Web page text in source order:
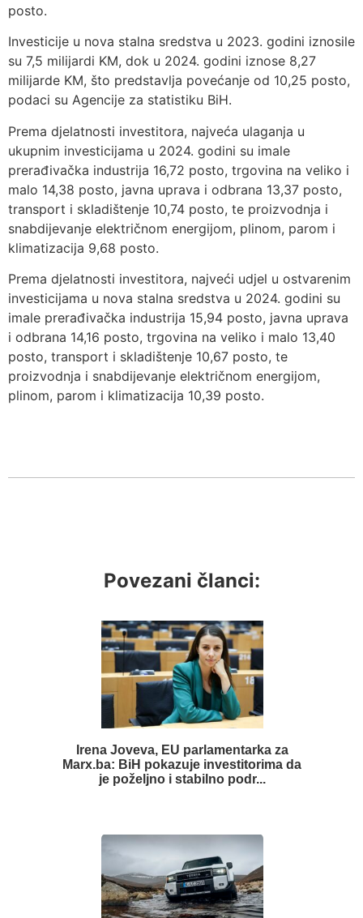
posto.
Investicije u nova stalna sredstva u 2023. godini iznosile
su 7,5 milijardi KM, dok u 2024. godini iznose 8,27
milijarde KM, što predstavlja povećanje od 10,25 posto,
podaci su Agencije za statistiku BiH.
Prema djelatnosti investitora, najveća ulaganja u
ukupnim investicijama u 2024. godini su imale
prerađivačka industrija 16,72 posto, trgovina na veliko i
malo 14,38 posto, javna uprava i odbrana 13,37 posto,
transport i skladištenje 10,74 posto, te proizvodnja i
snabdijevanje električnom energijom, plinom, parom i
klimatizacija 9,68 posto.
Prema djelatnosti investitora, najveći udjel u ostvarenim
investicijama u nova stalna sredstva u 2024. godini su
imale prerađivačka industrija 15,94 posto, javna uprava
i odbrana 14,16 posto, trgovina na veliko i malo 13,40
posto, transport i skladištenje 10,67 posto, te
proizvodnja i snabdijevanje električnom energijom,
plinom, parom i klimatizacija 10,39 posto.
Povezani članci:
Irena Joveva, EU parlamentarka za
Marx.ba: BiH pokazuje investitorima da
je poželjno i stabilno podr...